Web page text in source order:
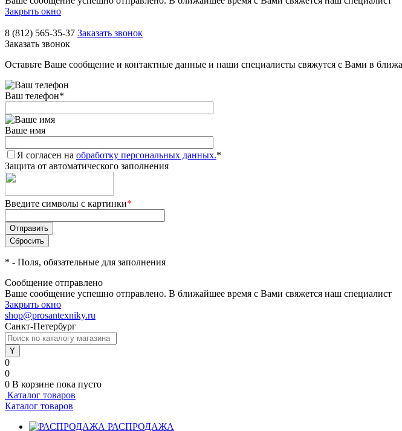
Закрыть окно
8 (812) 565-35-37 Заказать звонок
Заказать звонок
Оставьте Ваше сообщение и контактные данные и наши специалисты свяжутся с Вами в
Ваш телефон*
Ваше имя
Я согласен на обработку персональных данных.*
Защита от автоматического заполнения
Введите символы с картинки*
* - Поля, обязательные для заполнения
Сообщение отправлено
Ваше сообщение успешно отправлено. В ближайшее время с Вами свяжется наш специалист
Закрыть окно
shop@prosantexniky.ru
Санкт-Петербург
0
0
0 В корзине пока пусто
Каталог товаров
Каталог товаров
РАСПРОДАЖА